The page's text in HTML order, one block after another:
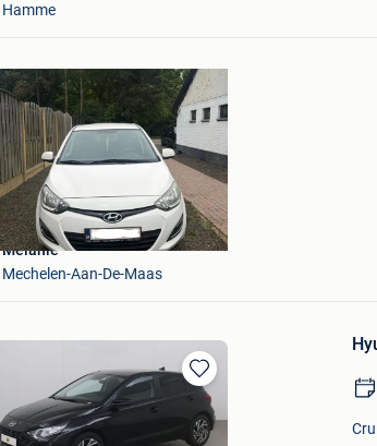
Hamme
Mijn
Favorieten
Melanie
Mechelen-Aan-De-Maas
Bewaren
Mijn